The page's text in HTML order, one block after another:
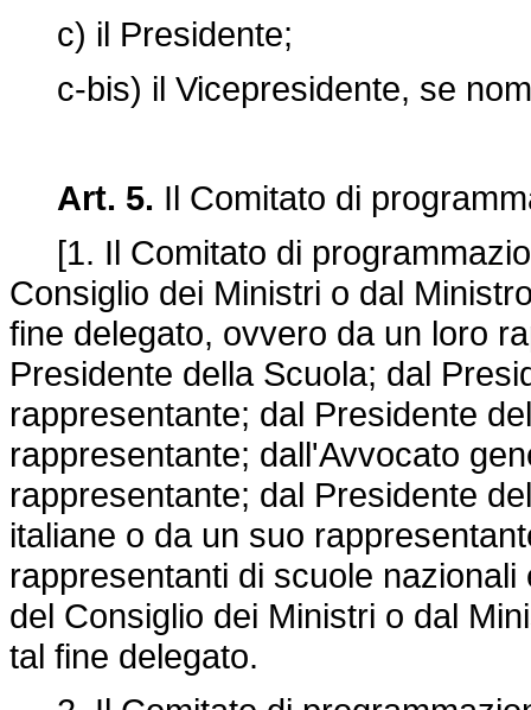
c) il Presidente;
c-bis) il Vicepresidente, se
Art. 5. Il Comitato di
[1. Il Comitato di
Consiglio dei Ministri o dal
fine delegato, ovvero da un loro
Presidente della Scuola; dal
rappresentante; dal Presidente
rappresentante; dall'Avvocato
rappresentante; dal Presidente
italiane o da un suo
rappresentanti di scuole
del Consiglio dei Ministri o dal
tal fine delegato.